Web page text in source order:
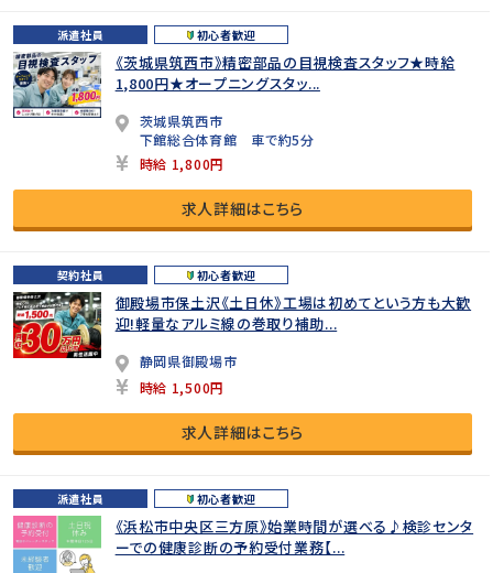
派遣社員 初心者歓迎
《茨城県筑西市》精密部品の目視検査スタッフ★時給
1,800円★オープニングスタッ...
茨城県筑西市
下館総合体育館 車で約5分
時給 1,800円
求人詳細はこちら
契約社員 初心者歓迎
御殿場市保土沢《土日休》工場は初めてという方も大歓
迎!軽量なアルミ線の巻取り補助...
静岡県御殿場市
時給 1,500円
求人詳細はこちら
派遣社員 初心者歓迎
《浜松市中央区三方原》始業時間が選べる♪検診センタ
ーでの健康診断の予約受付業務【...